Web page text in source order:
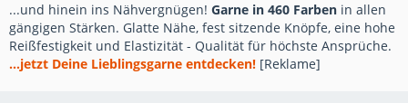
...und hinein ins Nähvergnügen! Garne in 460 Farben in allen
gängigen Stärken. Glatte Nähe, fest sitzende Knöpfe, eine hohe
Reißfestigkeit und Elastizität - Qualität für höchste Ansprüche.
...jetzt Deine Lieblingsgarne entdecken! [Reklame]